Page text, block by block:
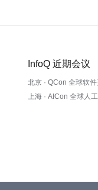
InfoQ 近期会议
北京 · QCon 全球软
上海 · AICon 全球人